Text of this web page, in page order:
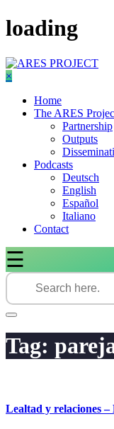
Skip
to
loading
×
Home
The ARES
Partnership
Outputs
Podcasts
Deutsch
English
Español
Italiano
Contact
☰
Tag:
Lealtad y relaciones –